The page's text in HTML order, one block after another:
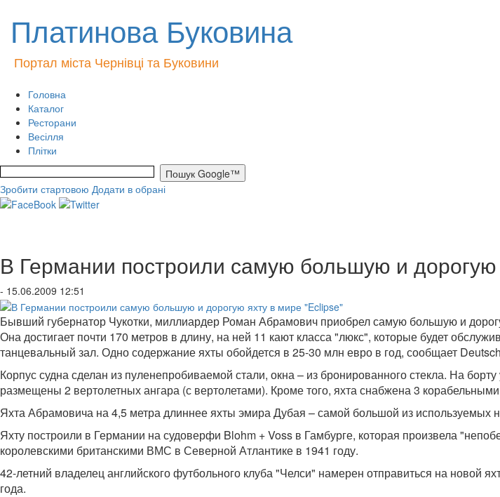
Платинова Буковина
Портал міста Чернівці та Буковини
Головна
Каталог
Ресторани
Весілля
Плітки
Зробити стартовою Додати в обрані
В Германии построили самую большую и
- 15.06.2009 12:51
Бывший губернатор Чукотки, миллиардер Роман Абрамович приобрел самую большую и
Она достигает почти 170 метров в длину, на ней 11 кают класса "люкс", которые будет
танцевальный зал. Одно содержание яхты обойдется в 25-30 млн евро в год, сообщает
Корпус судна сделан из пуленепробиваемой стали, окна – из бронированного стекла. На
размещены 2 вертолетных ангара (с вертолетами). Кроме того, яхта снабжена 3
Яхта Абрамовича на 4,5 метра длиннее яхты эмира Дубая – самой большой из используемых
Яхту построили в Германии на судоверфи Blohm + Voss в Гамбурге, которая произвела
королевскими британскими ВМС в Северной Атлантике в 1941 году.
42-летний владелец английского футбольного клуба "Челси" намерен отправиться на
года.